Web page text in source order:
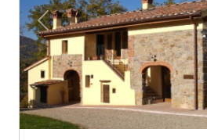
Previous